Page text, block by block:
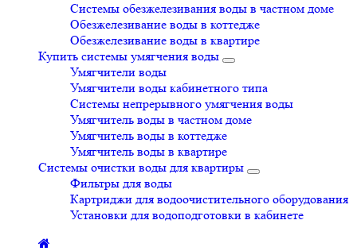
Системы обезжелезивания воды в частном доме
Обезжелезивание воды в коттедже
Обезжелезивание воды в квартире
Купить системы умягчения воды
Умягчители воды
Умягчители воды кабинетного типа
Системы непрерывного умягчения воды
Умягчитель воды в частном доме
Умягчитель воды в коттедже
Умягчитель воды в квартире
Системы очистки воды для квартиры
Фильтры для воды
Картриджи для водоочистительного оборудования
Установки для водоподготовки в кабинете